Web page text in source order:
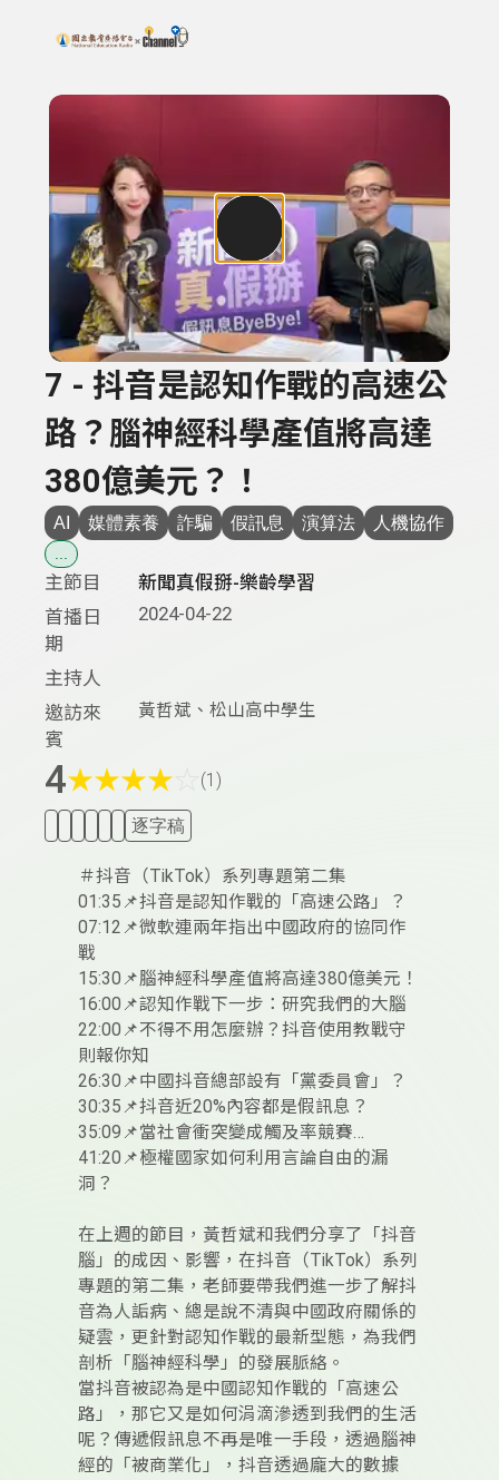
上方功能區塊
搜尋關鍵字：可輸入節目名稱、主持人或關鍵字
7 - 抖音是認知作戰的高速公
路？腦神經科學產值將高達
380億美元？！
AI 媒體素養 詐騙 假訊息 演算法 人機協作
...
主節目
新聞真假掰-樂齡學習
首播日
期
2024-04-22
主持人
邀訪來
賓
黃哲斌、松山高中學生
4★★★★ (1)
逐字稿
＃抖音（TikTok）系列專題第二集
01:35📌抖音是認知作戰的「高速公路」？
07:12📌微軟連兩年指出中國政府的協同作
戰
15:30📌腦神經科學產值將高達380億美元！
16:00📌認知作戰下一步：研究我們的大腦
22:00📌不得不用怎麼辦？抖音使用教戰守
則報你知
26:30📌中國抖音總部設有「黨委員會」？
30:35📌抖音近20%內容都是假訊息？
35:09📌當社會衝突變成觸及率競賽…
41:20📌極權國家如何利用言論自由的漏
洞？
在上週的節目，黃哲斌和我們分享了「抖音
腦」的成因、影響，在抖音（TikTok）系列
專題的第二集，老師要帶我們進一步了解抖
音為人詬病、總是說不清與中國政府關係的
疑雲，更針對認知作戰的最新型態，為我們
剖析「腦神經科學」的發展脈絡。
當抖音被認為是中國認知作戰的「高速公
路」，那它又是如何涓滴滲透到我們的生活
呢？傳遞假訊息不再是唯一手段，透過腦神
經的「被商業化」，抖音透過龐大的數據